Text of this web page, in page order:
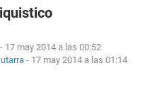
- 17 may 2014 a las 00:52
- 17 may 2014 a las 01:14